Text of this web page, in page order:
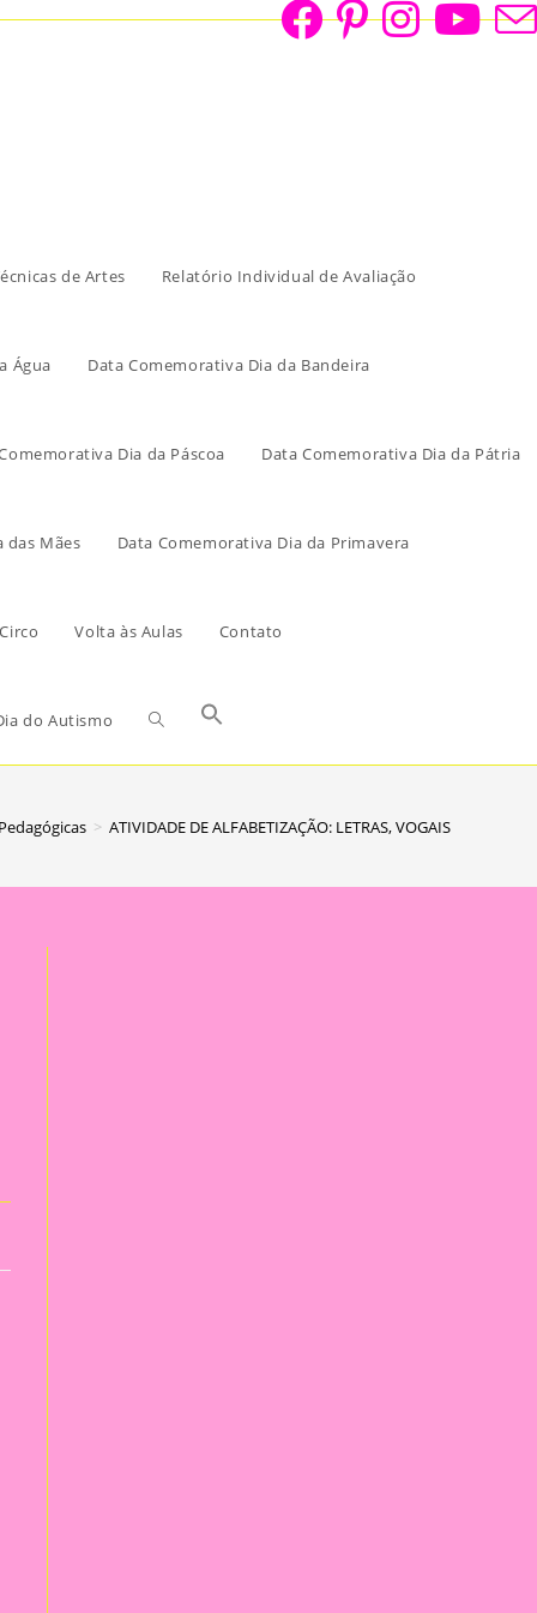
de Artes Relatório Individual de Avaliação
Água Data Comemorativa Dia da Bandeira
Dia da Páscoa Data Comemorativa Dia da Pátria
das Mães Data Comemorativa Dia da Primavera
Volta às Aulas Contato
do Autismo
> ATIVIDADE DE ALFABETIZAÇÃO: LETRAS, VOGAIS E